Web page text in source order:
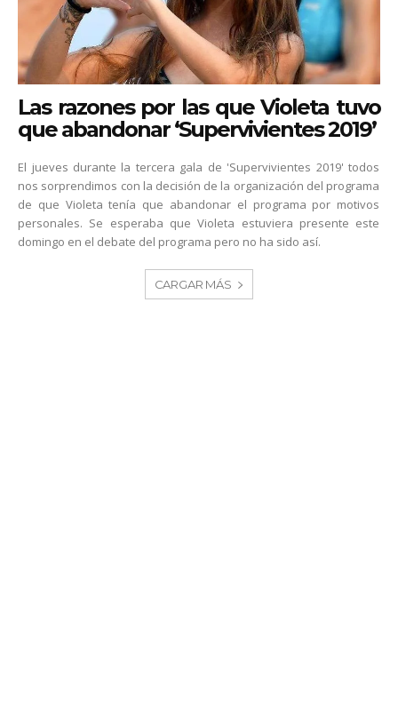
Las razones por las que Violeta tuvo
que abandonar ‘Supervivientes 2019’
El jueves durante la tercera gala de 'Supervivientes 2019' todos
nos sorprendimos con la decisión de la organización del programa
de que Violeta tenía que abandonar el programa por motivos
personales. Se esperaba que Violeta estuviera presente este
domingo en el debate del programa pero no ha sido así.
CARGAR MÁS